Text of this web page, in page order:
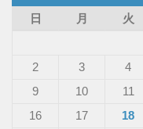
日
月 火
2
3 4
9
10 11
16
17 18